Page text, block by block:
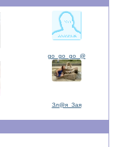
go_go_go_@
Зл@я_Зaя